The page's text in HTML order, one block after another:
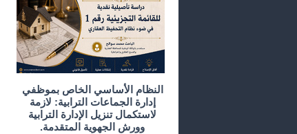
النظام الأساسي الخاص بموظفي
إدارة الجماعات الترابية: لازمة
لاستكمال تنزيل الإدارة الترابية
وورش الجهوية المتقدمة.